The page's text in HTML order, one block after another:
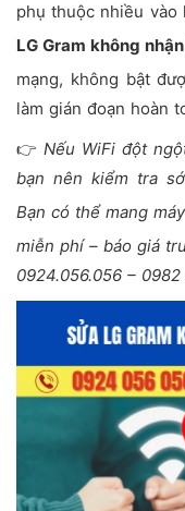
phụ thuộc nhiều vào
LG Gram không
mạng, không bật
làm gián đoạn hoàn
👉 Nếu WiFi đột
bạn nên kiểm tra
Bạn có thể mang
miễn phí – báo giá
0924.056.056 –